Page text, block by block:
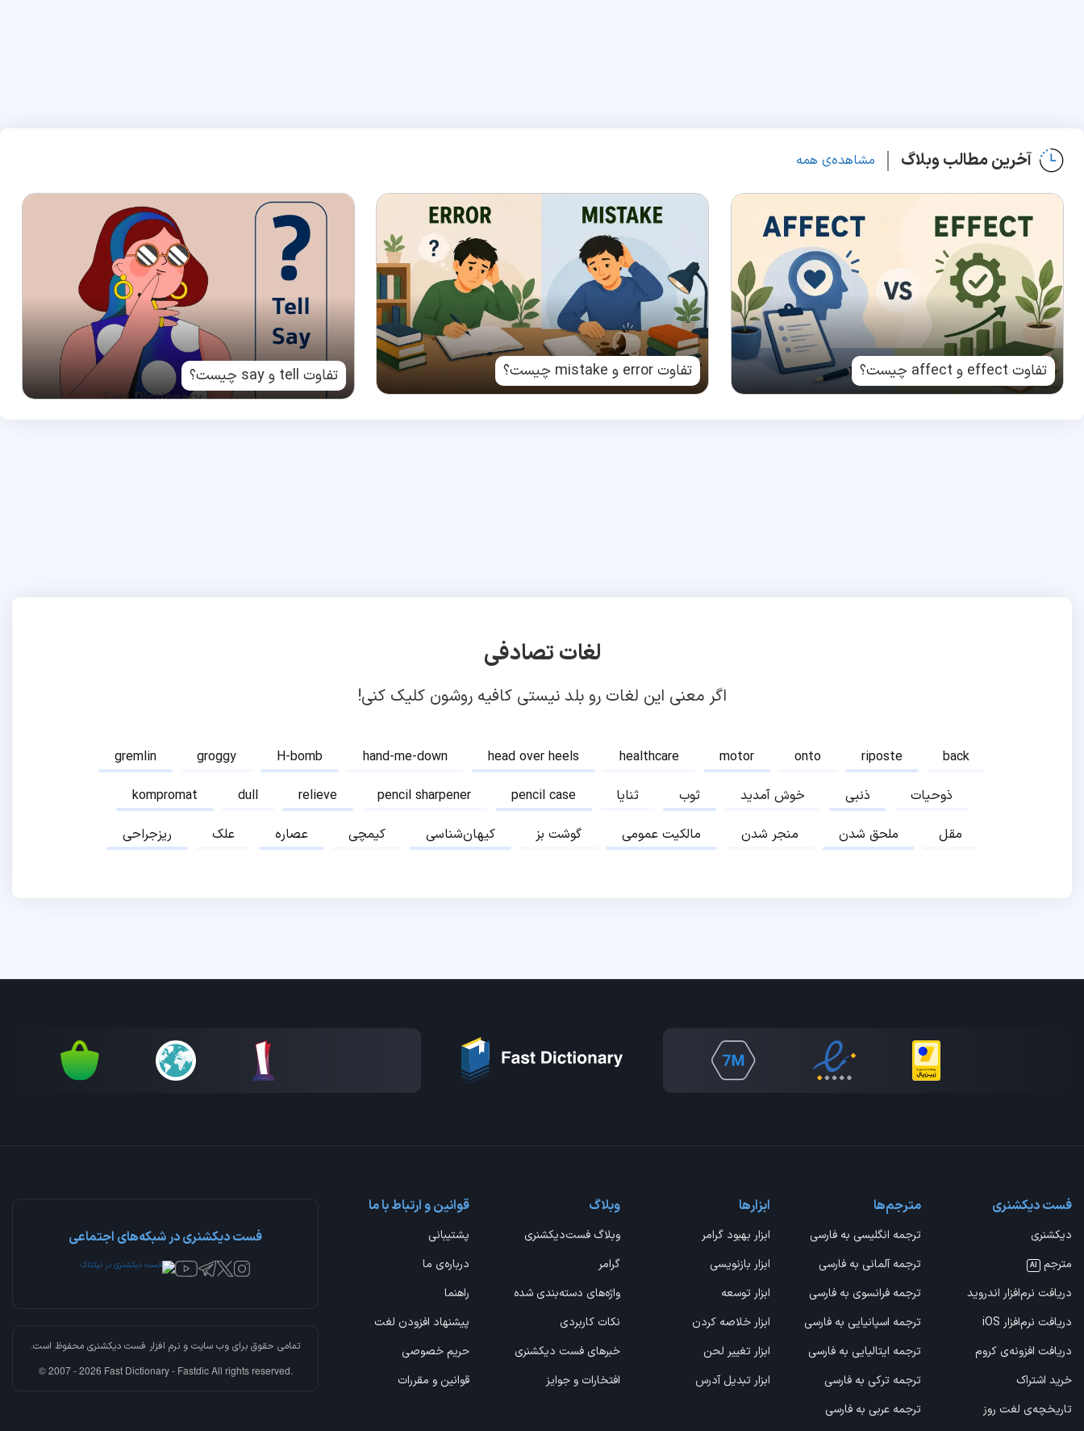
آخرین مطالب وبلاگ مشاهده‌ی همه
تفاوت effect و affect چیست؟ تفاوت error و mistake چیست؟ تفاوت tell و say چیست؟
لغات تصادفی
اگر معنی این لغات رو بلد نیستی کافیه روشون کلیک کنی!
gremlin groggy H-bomb hand-me-down head over heels healthcare motor onto riposte
back
kompromat
dull relieve pencil sharpener pencil case ثنایا ثوب خوش آمدید ذنبی
ذوحیات
ریزجراحی
علک عصاره کیمچی کیهان‌شناسی گوشت بز مالکیت عمومی منجر شدن ملحق شدن مقل
فست دیکشنری
دیکشنری
مترجم
AI
دریافت نرم‌افزار اندروید
دریافت نرم‌افزار iOS
دریافت افزونه‌ی کروم
خرید اشتراک
تاریخچه‌ی لغت روز
مترجم‌ها
ترجمه انگلیسی به فارسی
ترجمه آلمانی به فارسی
ترجمه فرانسوی به فارسی
ترجمه اسپانیایی به فارسی
ترجمه ایتالیایی به فارسی
ترجمه ترکی به فارسی
ترجمه عربی به فارسی
ابزارها
ابزار بهبود گرامر
ابزار بازنویسی
ابزار توسعه
ابزار خلاصه کردن
ابزار تغییر لحن
ابزار تبدیل آدرس
وبلاگ
وبلاگ فست‌دیکشنری
گرامر
واژه‌های دسته‌بندی شده
نکات کاربردی
خبرهای فست دیکشنری
افتخارات و جوایز
قوانین و ارتباط با ما
پشتیبانی
درباره‌ی ما
راهنما
پیشنهاد افزودن لغت
حریم خصوصی
قوانین و مقررات
فست دیکشنری در شبکه‌های اجتماعی
تمامی حقوق برای وب سایت و نرم افزار فست دیکشنریمحفوظ است.
© 2007 - 2026 Fast Dictionary - Fastdic All rights reserved.